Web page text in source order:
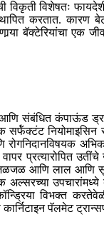
विकृती विशेषतः
करतात. कारण
बॅक्टेरियांचा
संबंधित कंपाऊंड
सर्फॅक्टंट
प्रत्यारोपित
आणि लाल आणि
विभक्त
पॅलमेट